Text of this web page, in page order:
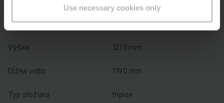
Use necessary cookies only
Prevádzkové hodiny 3291 h
Výška 1213 mm
Dĺžka vidlíc 1190 mm
Typ stožiara triplex